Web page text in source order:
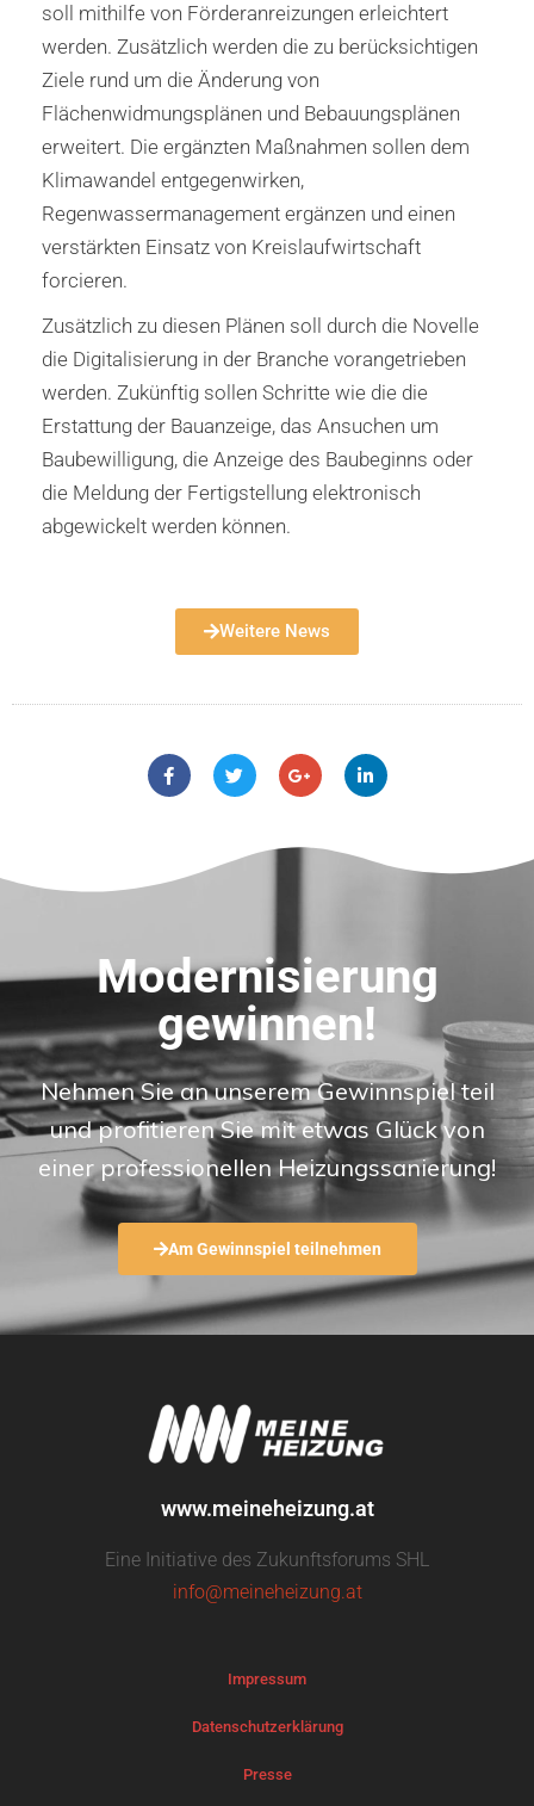
soll mithilfe von Förderanreizungen erleichtert
werden. Zusätzlich werden die zu berücksichtigen
Ziele rund um die Änderung von
Flächenwidmungsplänen und Bebauungsplänen
erweitert. Die ergänzten Maßnahmen sollen dem
Klimawandel entgegenwirken,
Regenwassermanagement ergänzen und einen
verstärkten Einsatz von Kreislaufwirtschaft
forcieren.
Zusätzlich zu diesen Plänen soll durch die Novelle
die Digitalisierung in der Branche vorangetrieben
werden. Zukünftig sollen Schritte wie die die
Erstattung der Bauanzeige, das Ansuchen um
Baubewilligung, die Anzeige des Baubeginns oder
die Meldung der Fertigstellung elektronisch
abgewickelt werden können.
Weitere News
Modernisierung
gewinnen!
Nehmen Sie an unserem Gewinnspiel teil
und profitieren Sie mit etwas Glück von
einer professionellen Heizungssanierung!
Am Gewinnspiel teilnehmen
www.meineheizung.at
Eine Initiative des Zukunftsforums SHL
info@meineheizung.at
Impressum
Datenschutzerklärung
Presse